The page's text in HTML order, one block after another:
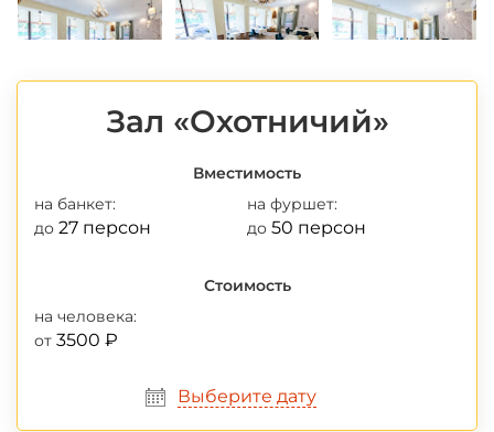
Зал «Охотничий»
Вместимость
на банкет:
до 27 персон
на фуршет:
до 50 персон
Стоимость
на человека:
от 3500 ₽
Выберите дату
*